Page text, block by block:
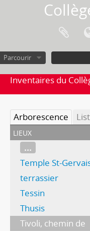
Parcourir
Inventaires du
Arborescence
lieux
...
Temple St-
terrassier
Tessin
Thusis
Tivoli, chemin de